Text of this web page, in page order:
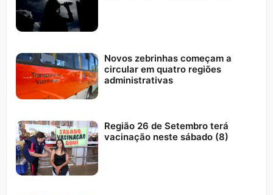
Novos zebrinhas começam a
circular em quatro regiões
administrativas
Região 26 de Setembro terá
vacinação neste sábado (8)